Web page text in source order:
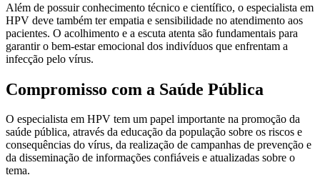
Além de possuir conhecimento técnico e científico, o especialista em
HPV deve também ter empatia e sensibilidade no atendimento aos
pacientes. O acolhimento e a escuta atenta são fundamentais para
garantir o bem-estar emocional dos indivíduos que enfrentam a
infecção pelo vírus.
Compromisso com a Saúde Pública
O especialista em HPV tem um papel importante na promoção da
saúde pública, através da educação da população sobre os riscos e
consequências do vírus, da realização de campanhas de prevenção e
da disseminação de informações confiáveis e atualizadas sobre o
tema.